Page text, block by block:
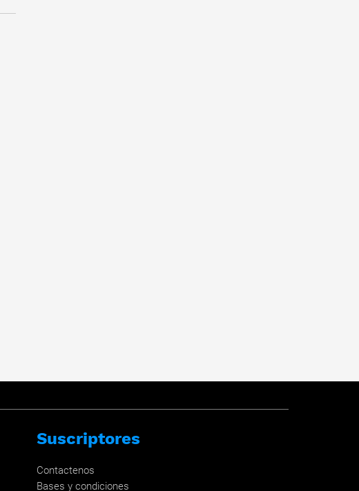
Suscriptores
Contactenos
Bases y condiciones